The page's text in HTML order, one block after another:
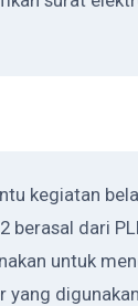
kegiatan
berasal dari
untuk
digunakan